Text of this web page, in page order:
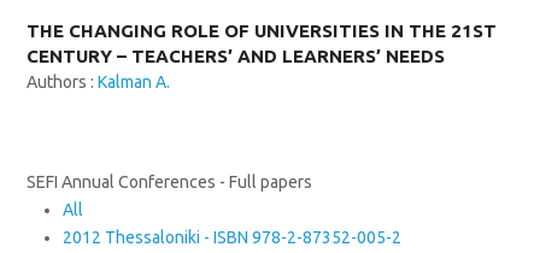
THE CHANGING ROLE OF UNIVERSITIES IN THE 21ST
CENTURY – TEACHERS’ AND LEARNERS’ NEEDS
Authors :Kalman A.
SEFI Annual Conferences - Full papers
All
2012 Thessaloniki - ISBN 978-2-87352-005-2